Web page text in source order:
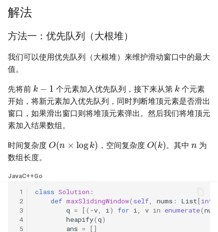
偶数前面
22. 链表中倒数第 k 个节点
24. 反转链表
25. 合并两个排序的链表
26. 树的子结构
27. 二叉树的镜像
28. 对称的二叉树
29. 顺时针打印矩阵
30. 包含 min 函数的栈
31. 栈的压入、弹出序列
文
20. 回文子字符串的个数
21. 删除链表的倒数第 n 个结
点
22. 链表中环的入口节点
23. 两个链表的第一个重合节
点
24. 反转链表
25. 链表中的两数相加
26. 重排链表
3.6. 动物收容所
4.1. 节点间通路
4.2. 最小高度树
4.3. 特定深度节点链表
4.5. 合法二叉搜索树
4.6. 后继者
解法
方法一：优先队列（大根堆）
我们可以使用优先队列（大根堆）来维护滑动窗口中的最大
值。
先将前 个元素加入优先队列，接下来从第
个元素
开始，将新元素加入优先队列，同时判断堆顶元素是否滑出
窗口，如果滑出窗口则将堆顶元素弹出。然后我们将堆顶元
素加入结果数组。
时间复杂度
O ( log k)
，空间复杂度
O (k)
。其中
为
数组长度。
JavaC++Go
1
2
3
4
5
class Solution :
def maxSlidingWindow( self, nums : List[int
q = [( -v, i) for i, v in enumerate(
heapify(q)
ans =
[]